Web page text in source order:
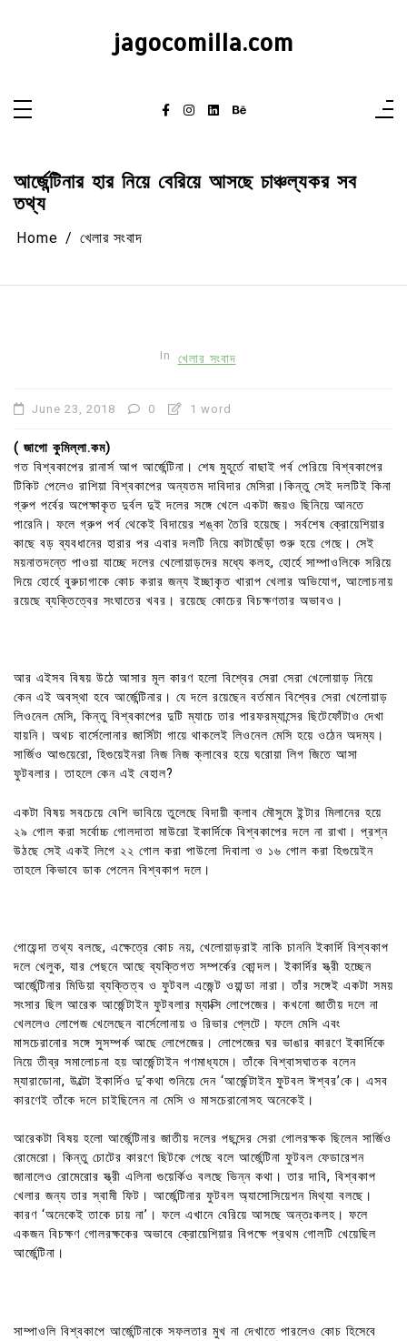
jagocomilla.com
আর্জেন্টিনার হার নিয়ে বেরিয়ে আসছে চাঞ্চল্যকর সব
তথ্য
Home খেলার সংবাদ
In খেলার সংবাদ
June 23, 2018 0 1 word
( জাগো কুমিল্লা.কম)
গত বিশ্বকাপের রানার্স আপ আর্জেন্টিনা। শেষ মুহূর্তে বাছাই পর্ব পেরিয়ে বিশ্বকাপের
টিকিট পেলেও রাশিয়া বিশ্বকাপের অন্যতম দাবিদার মেসিরা।কিন্তু সেই দলটিই কিনা
গ্রুপ পর্বের অপেক্ষাকৃত দুর্বল দুই দলের সঙ্গে খেলে একটা জয়ও ছিনিয়ে আনতে
পারেনি। ফলে গ্রুপ পর্ব থেকেই বিদায়ের শঙ্কা তৈরি হয়েছে। সর্বশেষ ক্রোয়েশিয়ার
কাছে বড় ব্যবধানের হারার পর এবার দলটি নিয়ে কাটাছেঁড়া শুরু হয়ে গেছে। সেই
ময়নাতদন্তে পাওয়া যাচ্ছে দলের খেলোয়াড়দের মধ্যে কলহ, হোর্হে সাম্পাওলিকে সরিয়ে
দিয়ে হোর্হে বুরুচাগাকে কোচ করার জন্য ইচ্ছাকৃত খারাপ খেলার অভিযোগ, আলোচনায়
রয়েছে ব্যক্তিত্বের সংঘাতের খবর। রয়েছে কোচের বিচক্ষণতার অভাবও।
আর এইসব বিষয় উঠে আসার মূল কারণ হলো বিশ্বের সেরা সেরা খেলোয়াড় নিয়ে
কেন এই অবস্থা হবে আর্জেন্টিনার। যে দলে রয়েছেন বর্তমান বিশ্বের সেরা খেলোয়াড়
লিওনেল মেসি, কিন্তু বিশ্বকাপের দুটি ম্যাচে তার পারফরম্যান্সের ছিটেফোঁটাও দেখা
যায়নি। অথচ বার্সেলোনার জার্সিটা গায়ে থাকলেই লিওনেল মেসি হয়ে ওঠেন অদম্য।
সার্জিও আগুয়েরো, হিগুয়েইনরা নিজ নিজ ক্লাবের হয়ে ঘরোয়া লিগ জিতে আসা
ফুটবলার। তাহলে কেন এই বেহাল?
একটা বিষয় সবচেয়ে বেশি ভাবিয়ে তুলেছে বিদায়ী ক্লাব মৌসুমে ইন্টার মিলানের হয়ে
২৯ গোল করা সর্বোচ্চ গোলদাতা মাউরো ইকার্দিকে বিশ্বকাপের দলে না রাখা। প্রশ্ন
উঠছে সেই একই লিগে ২২ গোল করা পাউলো দিবালা ও ১৬ গোল করা হিগুয়েইন
তাহলে কিভাবে ডাক পেলেন বিশ্বকাপ দলে।
গোয়েন্দা তথ্য বলছে, এক্ষেত্রে কোচ নয়, খেলোয়াড়রাই নাকি চাননি ইকার্দি বিশ্বকাপ
দলে খেলুক, যার পেছনে আছে ব্যক্তিগত সম্পর্কের কোন্দল। ইকার্দির স্ত্রী হচ্ছেন
আর্জেন্টিনার মিডিয়া ব্যক্তিত্ব ও ফুটবল এজেন্ট ওয়ান্ডা নারা। তাঁর সঙ্গেই একটা সময়
সংসার ছিল আরেক আর্জেন্টাইন ফুটবলার ম্যাক্সি লোপেজের। কখনো জাতীয় দলে না
খেললেও লোপেজ খেলেছেন বার্সেলোনায় ও রিভার প্লেটে। ফলে মেসি এবং
মাসচেরানোর সঙ্গে সুসম্পর্ক আছে লোপেজের। লোপেজের ঘর ভাঙার কারণে ইকার্দিকে
নিয়ে তীব্র সমালোচনা হয় আর্জেন্টাইন গণমাধ্যমে। তাঁকে বিশ্বাসঘাতক বলেন
ম্যারাডোনা, উল্টো ইকার্দিও দু’কথা শুনিয়ে দেন ‘আর্জেন্টাইন ফুটবল ঈশ্বর’কে। এসব
কারণেই তাঁকে দলে চাইছিলেন না মেসি ও মাসচেরানোসহ অনেকেই।
আরেকটা বিষয় হলো আর্জেন্টিনার জাতীয় দলের পছন্দের সেরা গোলরক্ষক ছিলেন সার্জিও
রোমেরো। কিন্তু চোটের কারণে ছিটকে গেছে বলে আর্জেন্টিনা ফুটবল ফেডারেশন
জানালেও রোমেরোর স্ত্রী এলিনা গুয়ের্কিও বলছে ভিন্ন কথা। তার দাবি, বিশ্বকাপ
খেলার জন্য তার স্বামী ফিট। আর্জেন্টিনার ফুটবল অ্যাসোসিয়েশন মিথ্যা বলছে।
কারণ ‘অনেকেই তাকে চায় না’। ফলে এখানে বেরিয়ে আসছে অন্তঃকলহ। ফলে
একজন বিচক্ষণ গোলরক্ষকের অভাবে ক্রোয়েশিয়ার বিপক্ষে প্রথম গোলটি খেয়েছিল
আর্জেন্টিনা।
সাম্পাওলি বিশ্বকাপে আর্জেন্টিনাকে সফলতার মুখ না দেখাতে পারলেও কোচ হিসেবে